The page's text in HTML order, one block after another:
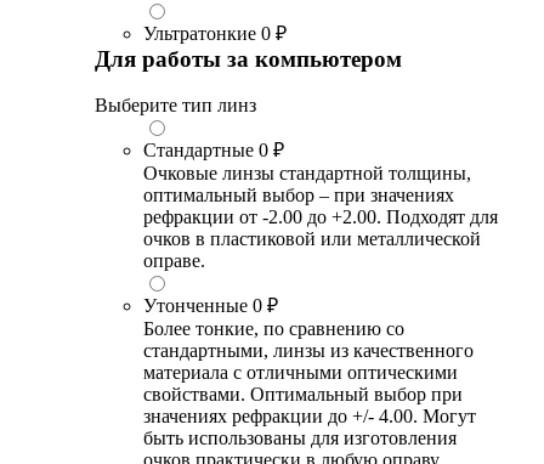
Ультратонкие 0 ₽
Для работы за компьютером
Выберите тип линз
Стандартные 0 ₽
Очковые линзы стандартной толщины,
оптимальный выбор – при значениях
рефракции от -2.00 до +2.00. Подходят для
очков в пластиковой или металлической
оправе.
Утонченные 0 ₽
Более тонкие, по сравнению со
стандартными, линзы из качественного
материала с отличными оптическими
свойствами. Оптимальный выбор при
значениях рефракции до +/- 4.00. Могут
быть использованы для изготовления